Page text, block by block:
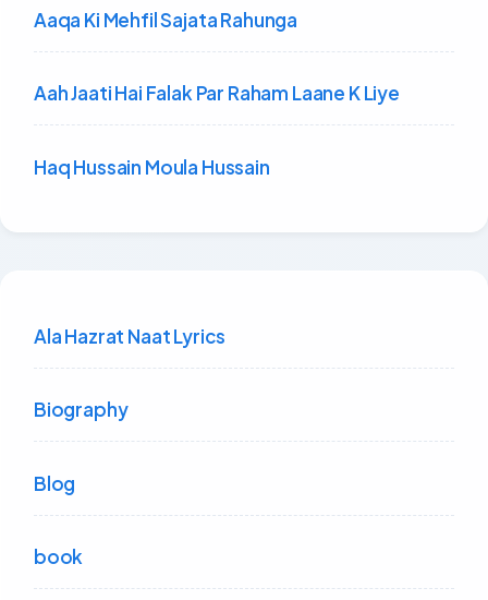
Aaqa Ki Mehfil Sajata Rahunga
Aah Jaati Hai Falak Par Raham Laane K Liye
Haq Hussain Moula Hussain
Ala Hazrat Naat Lyrics
Biography
Blog
book